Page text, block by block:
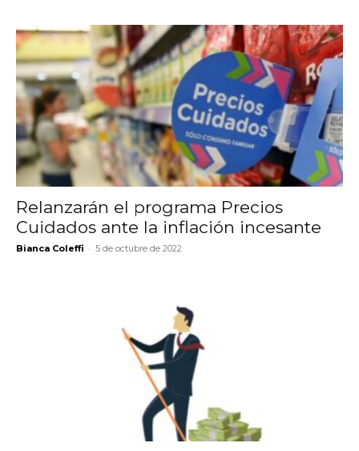
Relanzarán el programa Precios
Cuidados ante la inflación incesante
Bianca Coleffi - 5 de octubre de 2022